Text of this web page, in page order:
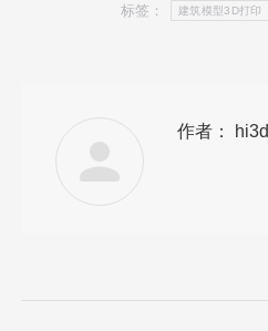
标签： 建筑模型3D打印
作者： hi3d